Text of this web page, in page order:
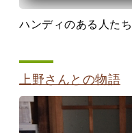
ハンディのある人た
上野さんとの物語